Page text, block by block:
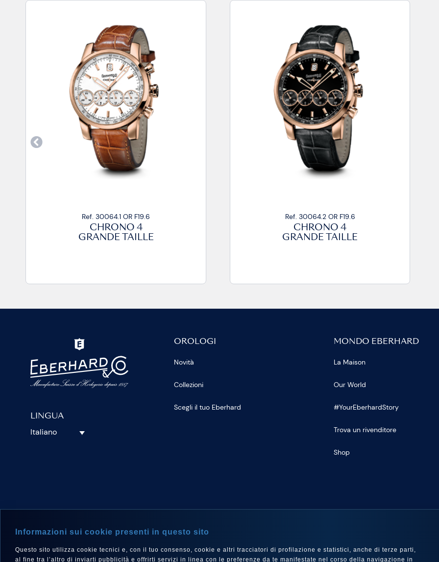
Ref. 30064.1 OR F19.6
CHRONO 4
GRANDE TAILLE
Ref. 30064.2 OR F19.6
CHRONO 4
GRANDE TAILLE
LINGUA
Italiano
OROLOGI
Novità
Collezioni
Scegli il tuo Eberhard
MONDO EBERHARD
La Maison
Our World
#YourEberhardStory
Trova un rivenditore
Shop
Informazioni sui cookie presenti in questo sito
Questo sito utilizza cookie tecnici e, con il tuo consenso, cookie e altri tracciatori di profilazione e statistici, anche di terze parti,
al fine tra l’altro di inviarti pubblicità e offrirti servizi in linea con le preferenze da te manifestate nel corso della navigazione in